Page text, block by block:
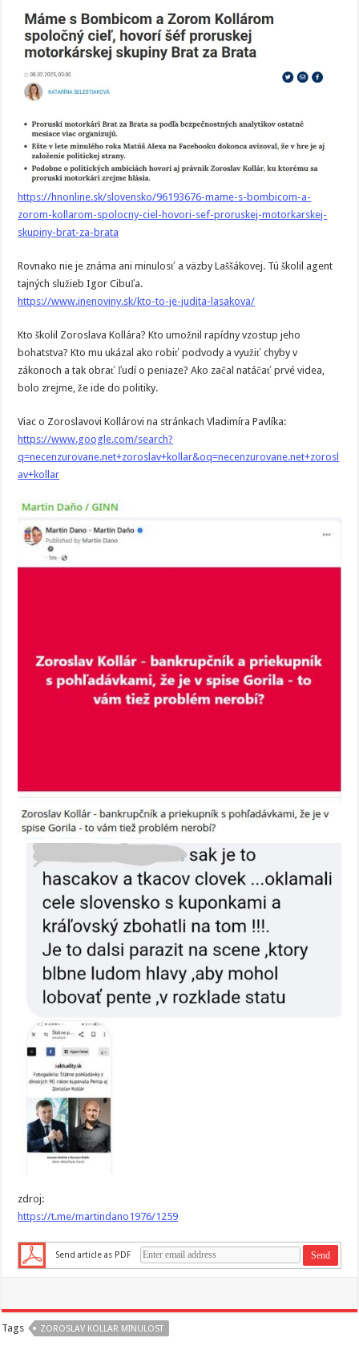
https://hnonline.sk/slovensko/96193676-mame-s-bombicom-a-
zorom-kollarom-spolocny-ciel-hovori-sef-proruskej-motorkarskej-
skupiny-brat-za-brata
Rovnako nie je známa ani minulosť a väzby Laššákovej. Tú školil agent
tajných služieb Igor Cibuľa.
https://www.inenoviny.sk/kto-to-je-judita-lasakova/
Kto školil Zoroslava Kollára? Kto umožnil rapídny vzostup jeho
bohatstva? Kto mu ukázal ako robiť podvody a využiť chyby v
zákonoch a tak obrať ľudí o peniaze? Ako začal natáčať prvé videa,
bolo zrejme, že ide do politiky.
Viac o Zoroslavovi Kollárovi na stránkach Vladimíra Pavlíka:
https://www.google.com/search?
q=necenzurovane.net+zoroslav+kollar&oq=necenzurovane.net+zorosl
av+kollar
zdroj:
https://t.me/martindano1976/1259
Send article as PDF
Tags ZOROSLAV KOLLAR MINULOST